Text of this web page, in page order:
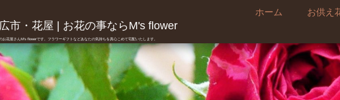
市・花屋 | お花の事ならM's flower
お花屋さんM's flowerです。フラワーギフトなどあなたの気持ちを真心こめて宅配いたします。
ホーム お供え